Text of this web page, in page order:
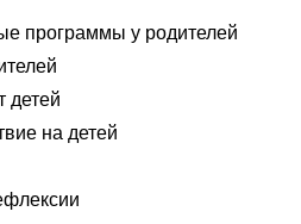
программы у родителей
детей
на детей